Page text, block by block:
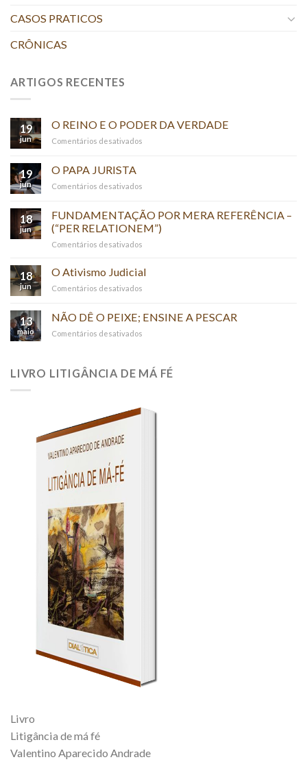
CASOS PRATICOS
CRÔNICAS
ARTIGOS RECENTES
19
jun
O REINO E O PODER DA VERDADE
Comentários desativados
DA
VERDADE
19
jun
O PAPA JURISTA
Comentários desativados
PAPA
JURISTA
18
jun
FUNDAMENTAÇÃO POR MERA REFERÊNCIA –
(“PER RELATIONEM”)
Comentários desativados
POR
(“PER
18
jun
O Ativismo Judicial
Comentários desativados
Ativismo
13
maio
NÃO DÊ O PEIXE; ENSINE A PESCAR
Comentários desativados
O
A
LIVRO LITIGÂNCIA DE MÁ FÉ
Livro
Litigância de má fé
Valentino Aparecido Andrade